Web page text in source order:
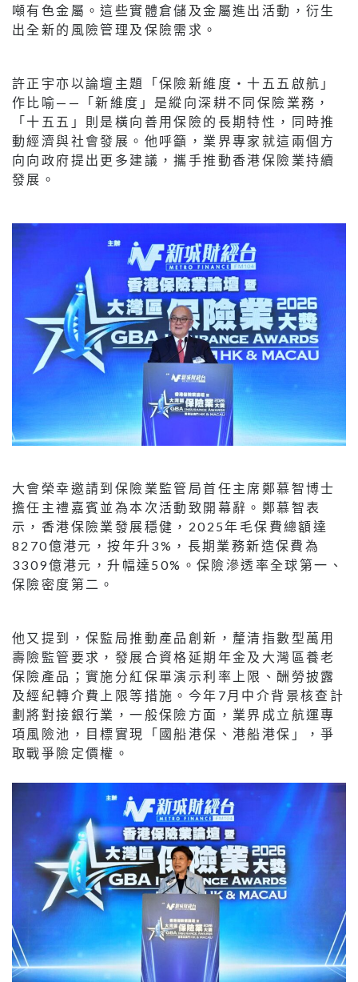
噸有色金屬。這些實體倉儲及金屬進出活動，衍生
出全新的風險管理及保險需求。
許正宇亦以論壇主題「保險新維度・十五五啟航」
作比喻——「新維度」是縱向深耕不同保險業務，
「十五五」則是橫向善用保險的長期特性，同時推
動經濟與社會發展。他呼籲，業界專家就這兩個方
向向政府提出更多建議，攜手推動香港保險業持續
發展。
大會榮幸邀請到保險業監管局首任主席鄭慕智博士
擔任主禮嘉賓並為本次活動致開幕辭。鄭慕智表
示，香港保險業發展穩健，2025年毛保費總額達
8270億港元，按年升3%，長期業務新造保費為
3309億港元，升幅達50%。保險滲透率全球第一、
保險密度第二。
他又提到，保監局推動產品創新，釐清指數型萬用
壽險監管要求，發展合資格延期年金及大灣區養老
保險產品；實施分紅保單演示利率上限、酬勞披露
及經紀轉介費上限等措施。今年7月中介背景核查計
劃將對接銀行業，一般保險方面，業界成立航運專
項風險池，目標實現「國船港保、港船港保」，爭
取戰爭險定價權。